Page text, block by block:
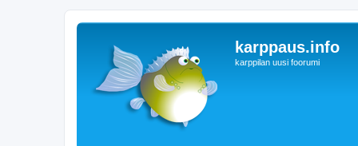
karppaus.info
karppilan uusi foorumi